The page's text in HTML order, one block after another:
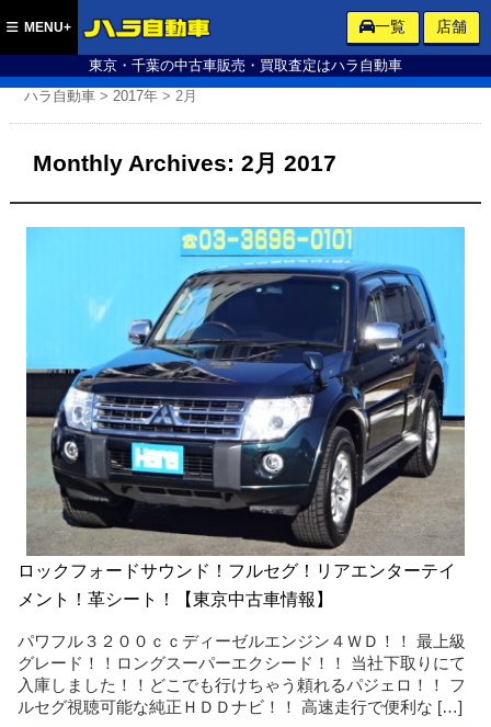
東京・千葉の中古車販売・買取査定はハラ自動車
MENU+ 一覧 店舗
ハラ自動車 >2017年 >2月
Monthly Archives: 2月 2017
ロックフォードサウンド！フルセグ！リアエンターテイ
メント！革シート！【東京中古車情報】
パワフル３２００ｃｃディーゼルエンジン４ＷＤ！！ 最上級
グレード！！ロングスーパーエクシード！！ 当社下取りにて
入庫しました！！どこでも行けちゃう頼れるパジェロ！！ フ
ルセグ視聴可能な純正ＨＤＤナビ！！ 高速走行で便利な […]